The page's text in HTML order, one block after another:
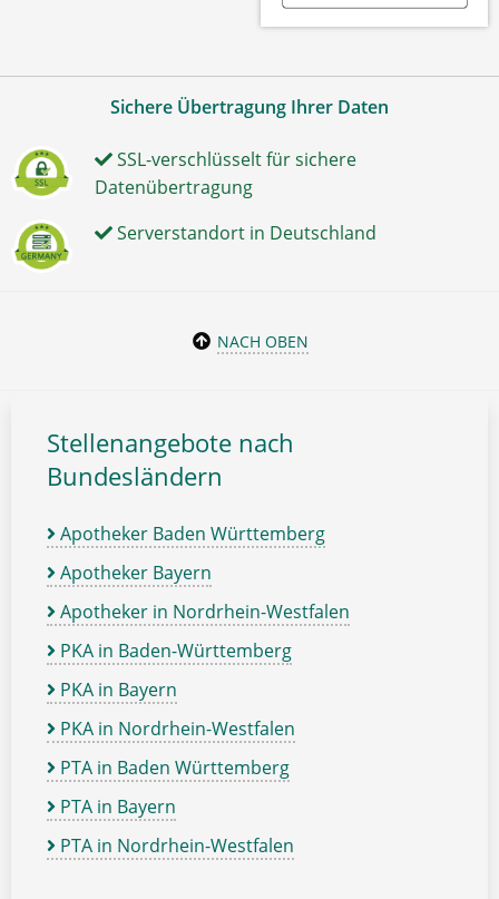
Sichere Übertragung Ihrer Daten
SSL-verschlüsselt für sichere
Datenübertragung
Serverstandort in Deutschland
NACH OBEN
Stellenangebote nach
Bundesländern
Apotheker Baden Württemberg
Apotheker Bayern
Apotheker in Nordrhein-Westfalen
PKA in Baden-Württemberg
PKA in Bayern
PKA in Nordrhein-Westfalen
PTA in Baden Württemberg
PTA in Bayern
PTA in Nordrhein-Westfalen